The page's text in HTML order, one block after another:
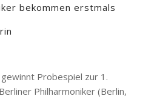
bekommen erstmals
Probespiel zur 1.
Philharmoniker (Berlin,